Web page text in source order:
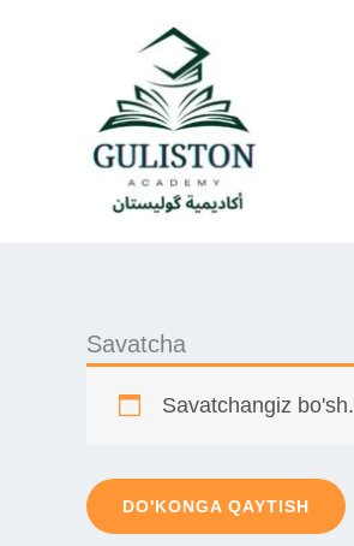
Savatcha
Savatchangiz bo'sh.
DO'KONGA QAYTISH